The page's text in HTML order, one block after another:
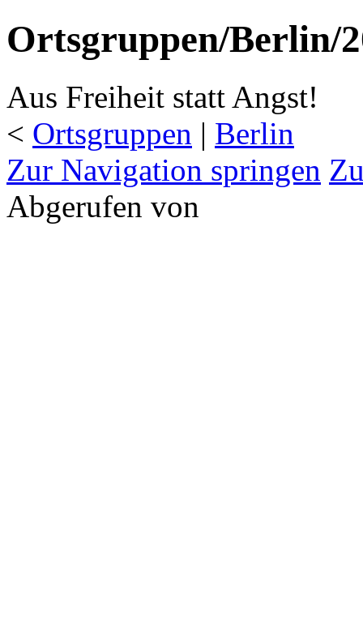
Ortsgruppen/Berlin/
Aus Freiheit statt Angst!
< Ortsgruppen ‎ | Berlin
Zur Navigation springen
Abgerufen von